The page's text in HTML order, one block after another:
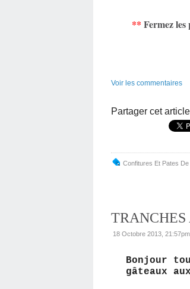
** Fermez
Voir les commentaires
Partager cet article
Confitures Et Pates De
18 Octobre 2013, 21:57pm
Bonjour
gâteaux